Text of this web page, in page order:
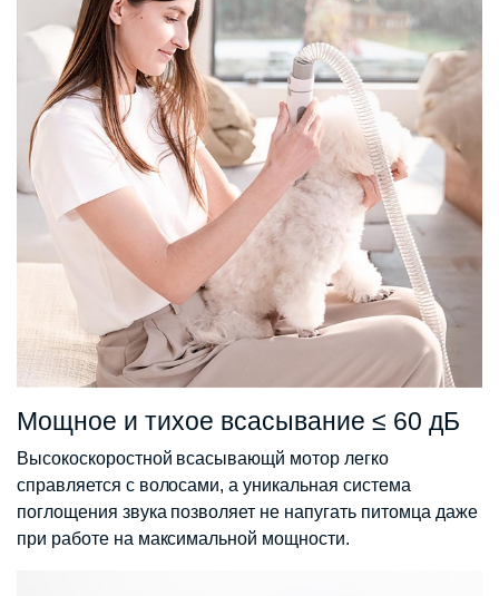
Мощное и тихое всасывание ≤ 60 дБ
Высокоскоростной всасывающй мотор легко
справляется с волосами, а уникальная система
поглощения звука позволяет не напугать питомца даже
при работе на максимальной мощности.